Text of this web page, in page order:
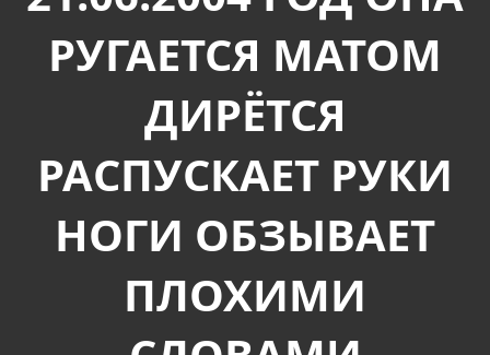
РУГАЕТСЯ МАТОМ
ДИРЁТСЯ
РАСПУСКАЕТ РУКИ
НОГИ ОБЗЫВАЕТ
ПЛОХИМИ